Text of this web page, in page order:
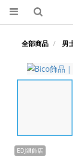
全部商品 男